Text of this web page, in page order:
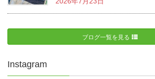
ブログ一覧を見る
Instagram